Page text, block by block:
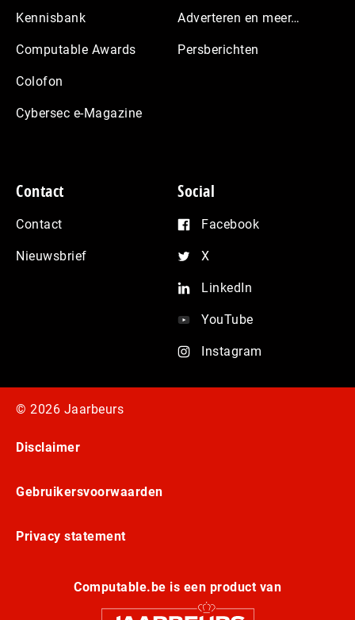
Kennisbank
Computable Awards
Colofon
Cybersec e-Magazine
Adverteren en meer…
Persberichten
Contact
Contact
Nieuwsbrief
Social
Facebook
X
LinkedIn
YouTube
Instagram
© 2026 Jaarbeurs
Disclaimer
Gebruikersvoorwaarden
Privacy statement
Computable.be is een product van